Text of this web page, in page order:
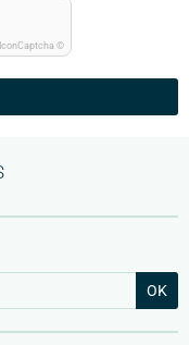
IconCaptcha ©
OK